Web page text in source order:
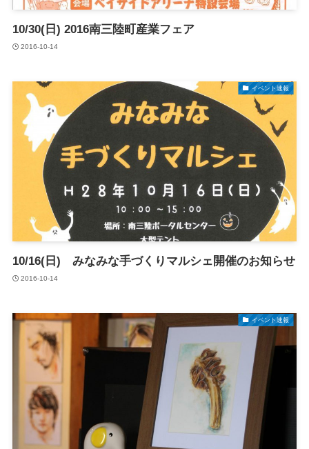
10/30(日) 2016南三陸町産業フェア
2016-10-14
イベント速報
10/16(日) みなみな手づくりマルシェ開催のお知らせ
2016-10-14
イベント速報